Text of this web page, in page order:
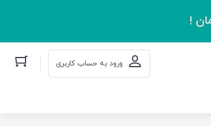
!
ورود به حساب کاربری